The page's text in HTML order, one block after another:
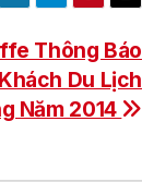
Thông Báo
Du Lịch
Năm 2014